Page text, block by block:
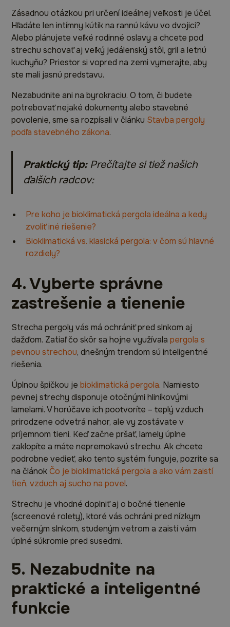
Zásadnou otázkou pri určení ideálnej veľkosti je účel.
Hľadáte len intímny kútik na rannú kávu vo dvojici?
Alebo plánujete veľké rodinné oslavy a chcete pod
strechu schovať aj veľký jedálenský stôl, gril a letnú
kuchyňu? Priestor si vopred na zemi vymerajte, aby
ste mali jasnú predstavu.
Nezabudnite ani na byrokraciu. O tom, či budete
potrebovať nejaké dokumenty alebo stavebné
povolenie, sme sa rozpísali v článku Stavba pergoly
podľa stavebného zákona.
Praktický tip:Prečítajte si tiež našich
ďalších radcov:
Pre koho je bioklimatická pergola ideálna a kedy
zvoliť iné riešenie?
Bioklimatická vs. klasická pergola: v čom sú hlavné
rozdiely?
4. Vyberte správne
zastrešenie a tienenie
Strecha pergoly vás má ochrániť pred slnkom aj
dažďom. Zatiaľ čo skôr sa hojne využívalapergola s
pevnou strechou, dnešným trendom sú inteligentné
riešenia.
Úplnou špičkou jebioklimatická pergola. Namiesto
pevnej strechy disponuje otočnými hliníkovými
lamelami. V horúčave ich pootvoríte – teplý vzduch
prirodzene odvetrá nahor, ale vy zostávate v
príjemnom tieni. Keď začne pršať, lamely úplne
zaklopíte a máte nepremokavú strechu. Ak chcete
podrobne vedieť, ako tento systém funguje, pozrite sa
na článokČo je bioklimatická pergola a ako vám zaistí
tieň, vzduch aj sucho na povel.
Strechu je vhodné doplniť aj o bočné tienenie
(screenové rolety), ktoré vás ochráni pred nízkym
večerným slnkom, studeným vetrom a zaistí vám
úplné súkromie pred susedmi.
5. Nezabudnite na
praktické a inteligentné
funkcie